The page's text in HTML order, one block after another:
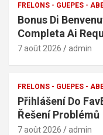
FRELONS - GUEPES -
Bonus Di
Completa Ai
7 août 2026 admin
FRELONS - GUEPES -
Přihlášení Do
Řešení Problémů
7 août 2026 admin